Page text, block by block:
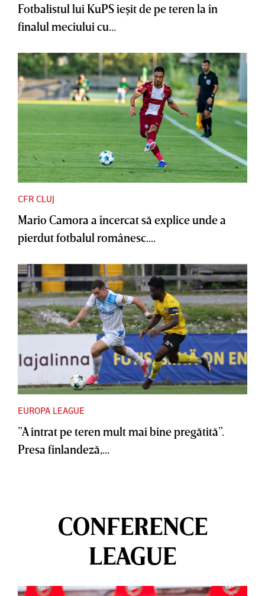
Fotbalistul lui KuPS ieşit de pe teren la în
finalul meciului cu...
CFR CLUJ
Mario Camora a încercat să explice unde a
pierdut fotbalul românesc....
EUROPA LEAGUE
”A intrat pe teren mult mai bine pregătită”.
Presa finlandeză,...
CONFERENCE
LEAGUE